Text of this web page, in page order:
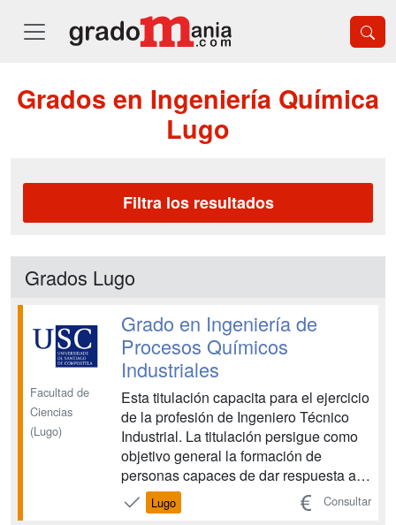
Grados en Ingeniería Química
Lugo
Filtra los resultados
Grados Lugo
Facultad de
Ciencias
(Lugo)
Grado en Ingeniería de
Procesos Químicos
Industriales
Esta titulación capacita para el ejercicio
de la profesión de Ingeniero Técnico
Industrial. La titulación persigue como
objetivo general la formación de
personas capaces de dar respuesta a
las necesidades reales de la sociedad
en el ámbito de la transformación de
Lugo Consultar